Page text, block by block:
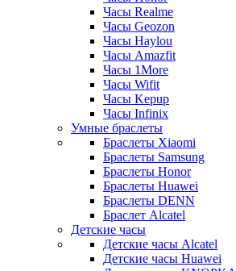
Часы Realme
Часы Geozon
Часы Haylou
Часы Amazfit
Часы 1More
Часы Wifit
Часы Kepup
Часы Infinix
Умные браслеты
Браслеты Xiaomi
Браслеты Samsung
Браслеты Honor
Браслеты Huawei
Браслеты DENN
Браслет Alcatel
Детские часы
Детские часы Alcatel
Детские часы Huawei